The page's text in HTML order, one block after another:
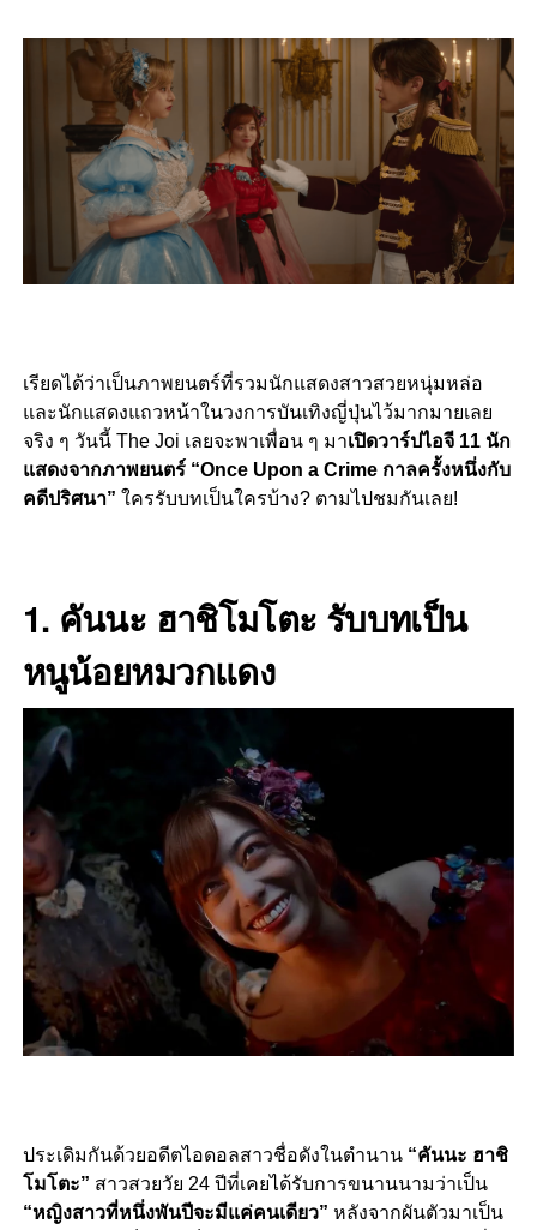
เรียดได้ว่าเป็นภาพยนตร์ที่รวมนักแสดงสาวสวยหนุ่มหล่อ
และนักแสดงแถวหน้าในวงการบันเทิงญี่ปุ่นไว้มากมายเลย
จริง ๆ วันนี้ The Joi เลยจะพาเพื่อน ๆ มาเปิดวาร์ปไอจี 11 นัก
แสดงจากภาพยนตร์ “Once Upon a Crime กาลครั้งหนึ่งกับ
คดีปริศนา” ใครรับบทเป็นใครบ้าง? ตามไปชมกันเลย!
1. คันนะ ฮาชิโมโตะ รับบทเป็น
หนูน้อยหมวกแดง
ประเดิมกันด้วยอดีตไอดอลสาวชื่อดังในตำนาน“คันนะ ฮาชิ
โมโตะ” สาวสวยวัย 24 ปีที่เคยได้รับการขนานนามว่าเป็น
“หญิงสาวที่หนึ่งพันปีจะมีแค่คนเดียว” หลังจากผันตัวมาเป็น